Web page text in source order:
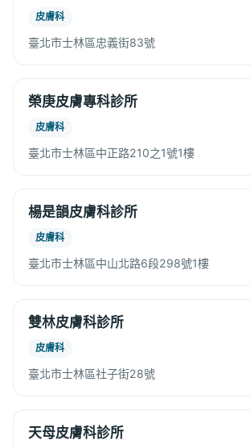
皮膚科
臺北市士林區忠義街83號
榮庚皮膚專科診所
皮膚科
臺北市士林區中正路210之1號1樓
楊是韻皮膚科診所
皮膚科
臺北市士林區中山北路6段298號1樓
雙林皮膚科診所
皮膚科
臺北市士林區社子街28號
天母皮膚科診所